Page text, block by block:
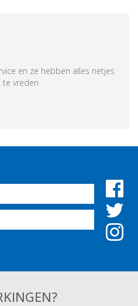
en ze hebben alles netjes
te vreden